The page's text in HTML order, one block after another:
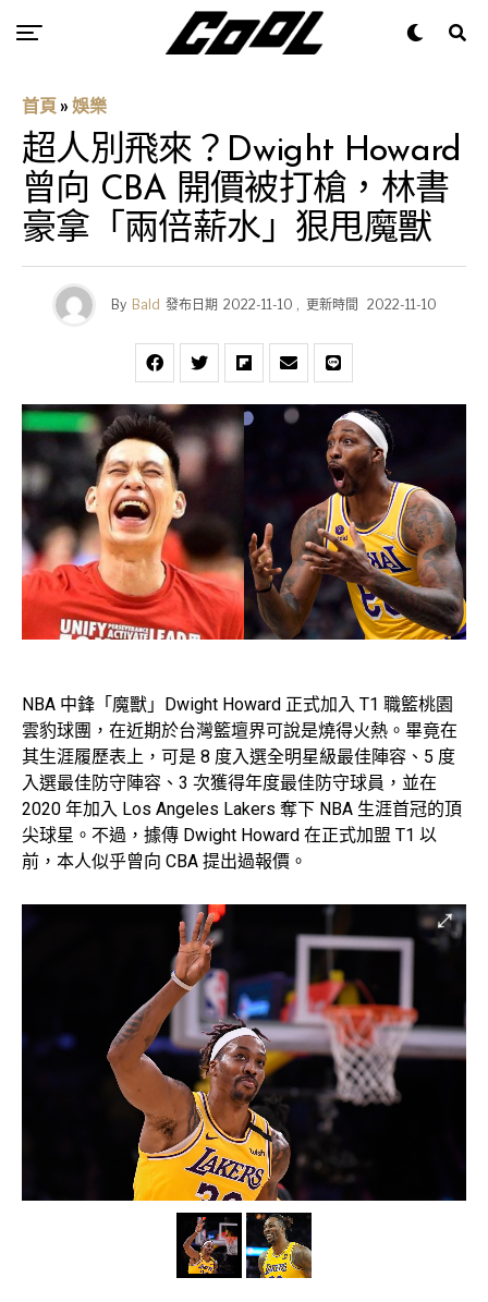
首頁 » 娛樂
超人別飛來？Dwight Howard
曾向 CBA 開價被打槍，林書
豪拿「兩倍薪水」狠甩魔獸
By Bald 發布日期 2022-11-10 , 更新時間 2022-11-10
NBA 中鋒「魔獸」Dwight Howard 正式加入 T1 職籃桃園
雲豹球團，在近期於台灣籃壇界可說是燒得火熱。畢竟在
其生涯履歷表上，可是 8 度入選全明星級最佳陣容、5 度
入選最佳防守陣容、3 次獲得年度最佳防守球員，並在
2020 年加入 Los Angeles Lakers 奪下 NBA 生涯首冠的頂
尖球星。不過，據傳 Dwight Howard 在正式加盟 T1 以
前，本人似乎曾向 CBA 提出過報價。